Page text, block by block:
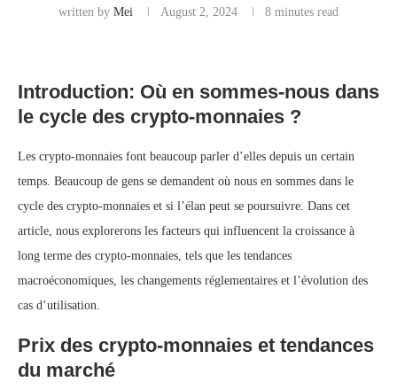
written by Mei August 2, 2024 8 minutes read
Introduction: Où en sommes-nous dans
le cycle des crypto-monnaies ?
Les crypto-monnaies font beaucoup parler d’elles depuis un certain
temps. Beaucoup de gens se demandent où nous en sommes dans le
cycle des crypto-monnaies et si l’élan peut se poursuivre. Dans cet
article, nous explorerons les facteurs qui influencent la croissance à
long terme des crypto-monnaies, tels que les tendances
macroéconomiques, les changements réglementaires et l’évolution des
cas d’utilisation.
Prix des crypto-monnaies et tendances
du marché